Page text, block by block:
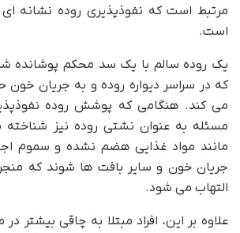
مرتبط است که نفوذپذیری روده نشانه ای
است.
یک روده سالم با یک سد محکم پوشانده
که در سراسر دیواره روده و به جریان خون
می کند. هنگامی که پوشش روده
مسئله به عنوان نشتی روده نیز
مانند مواد غذایی هضم نشده و سموم
جریان خون و سایر بافت ها شوند که منجر
التهاب می شود.
علاوه بر این، افراد مبتلا به چاقی بیشتر